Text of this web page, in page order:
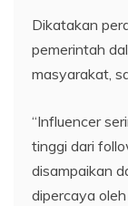
Dikatakan
pemerintah
masyarakat,
“Influencer
tinggi dari
disampaikan
dipercaya